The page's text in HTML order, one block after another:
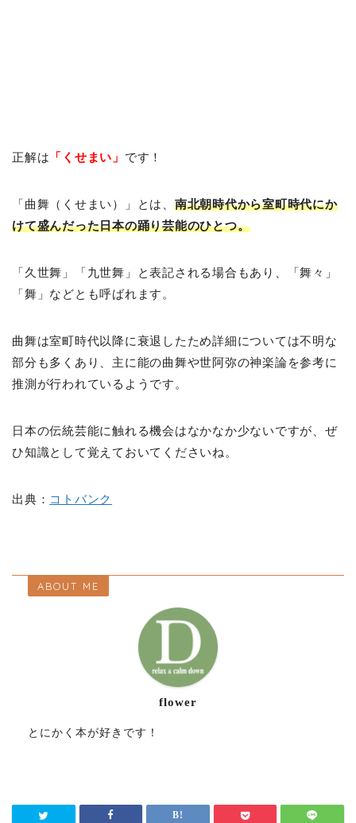
正解は 「くせまい」 です！
「曲舞（くせまい）」とは、 南北朝時代から室町時代にか
けて盛んだった日本の踊り芸能のひとつ。
「久世舞」「九世舞」と表記される場合もあり、「舞々」
「舞」などとも呼ばれます。
曲舞は室町時代以降に衰退したため詳細については不明な
部分も多くあり、主に能の曲舞や世阿弥の神楽論を参考に
推測が行われているようです。
日本の伝統芸能に触れる機会はなかなか少ないですが、ぜ
ひ知識として覚えておいてくださいね。
出典： コトバンク
ABOUT ME
flower
とにかく本が好きです！